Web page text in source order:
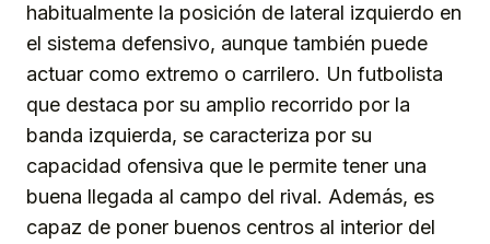
habitualmente la posición de lateral izquierdo en
el sistema defensivo, aunque también puede
actuar como extremo o carrilero. Un futbolista
que destaca por su amplio recorrido por la
banda izquierda, se caracteriza por su
capacidad ofensiva que le permite tener una
buena llegada al campo del rival. Además, es
capaz de poner buenos centros al interior del